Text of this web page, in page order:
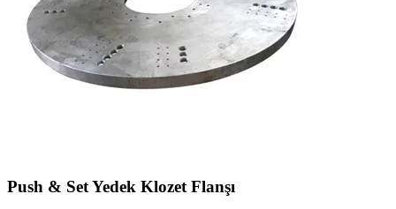
Push & Set Yedek Klozet Flanşı